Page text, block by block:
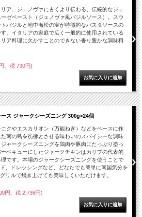
リア、ジェノヴァに古くより伝わる、伝統的なジェ
ーゼペースト（ジェノヴァ風バジルソース）。スウ
トバジルと地中海松の実が特徴的なパスタソースの
。イタリアの家庭で広く一般的に使用されている
リア料理に欠かすことのできない香り豊かな調味料
、税 730円)
ース ジャークシーズニング 300g×24個
ニクやエスカリオン（万能ねぎ）などをベースに作
た南の島を彷彿とさせる味わいのスパイシーな調味
ャークシーズニングを鶏肉や豚肉にたっぷり塗っ
ベキューにしたジャークチキンはカリブの代表的
理です。本場のジャークシーズニングを使うことで
、ドレッシングなど、どなたでも簡単に南国気分を
リルで焼き上げても美味しくいただけます。
円、税 2,736円)